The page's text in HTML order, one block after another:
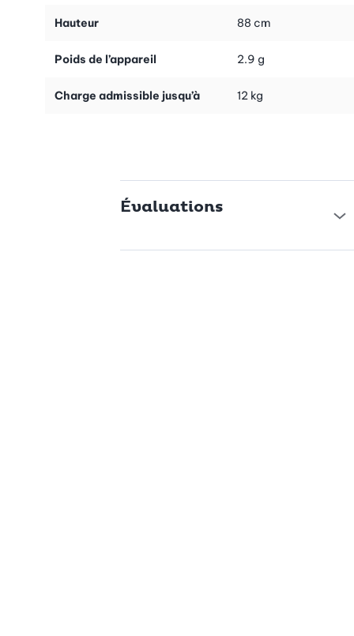
consacrer vos moindres recoins au rangement.
Grâce à cette étagère polyvalente, votre salle de bain, votre
Hauteur 88 cm
Poids de l’appareil 2.9 g
Charge admissible jusqu’à 12 kg
Évaluations